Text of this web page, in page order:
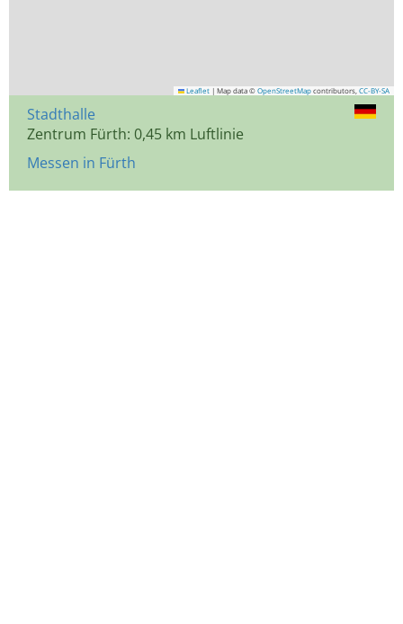
Leaflet | Map data © OpenStreetMap contributors, CC-BY-SA
Stadthalle
Zentrum Fürth: 0,45 km Luftlinie
Messen in Fürth